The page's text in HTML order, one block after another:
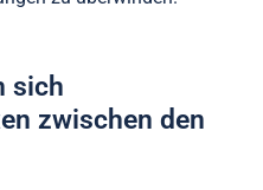
Bildung,
Verhalten ist –
geschieht und
Ängste und